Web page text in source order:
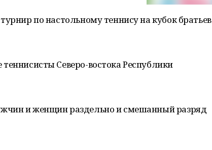
по настольному теннису на кубок братьев
Северо-востока Республики
и женщин раздельно и смешанный разряд